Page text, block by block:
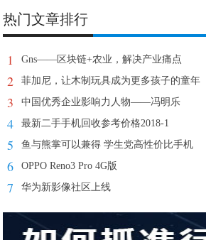
热门文章排行
1 Gns——区块链+农业，解决产业痛点
2 菲加尼，让木制玩具成为更多孩子的童年
3 中国优秀企业影响力人物——冯明乐
4 最新二手手机回收参考价格2018-1
5 鱼与熊掌可以兼得 学生党高性价比手机
6 OPPO Reno3 Pro 4G版
7 华为新影像社区上线